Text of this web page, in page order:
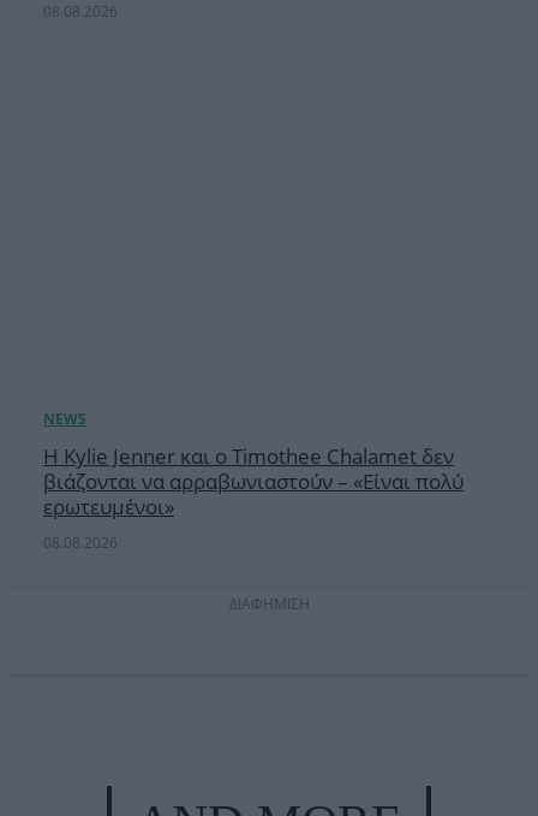
08.08.2026
Η Kylie Jenner και ο Timothee Chalamet δεν
βιάζονται να αρραβωνιαστούν – «Είναι πολύ
ερωτευμένοι»
08.08.2026
ΔΙΑΦΗΜΙΣΗ